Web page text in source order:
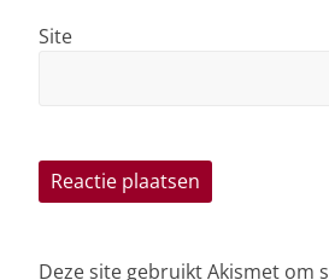
Site
Deze site gebruikt Akismet om